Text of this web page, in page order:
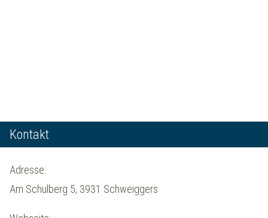
Kontakt
Adresse:
Am Schulberg 5, 3931 Schweiggers